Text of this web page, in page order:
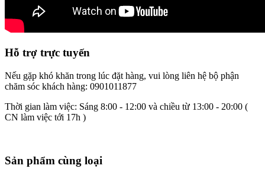
Hỗ trợ trực tuyến
Nếu gặp khó khăn trong lúc đặt hàng, vui lòng liên hệ bộ phận
chăm sóc khách hàng: 0901011877
Thời gian làm việc: Sáng 8:00 - 12:00 và chiều từ 13:00 - 20:00 (
CN làm việc tới 17h )
Sản phẩm cùng loại